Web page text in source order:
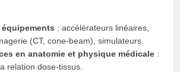
: accélérateurs linéaires,
(CT, cone‑beam), simulateurs.
en anatomie et physique médicale :
relation dose‑tissus.